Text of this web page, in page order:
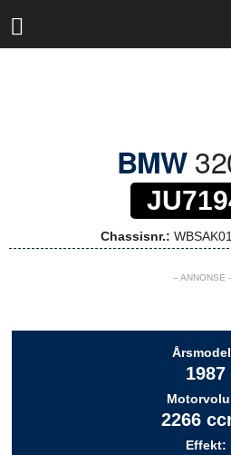
l
BMW
Chassisnr.:
– ANNONSE
1987
2266
Effekt: